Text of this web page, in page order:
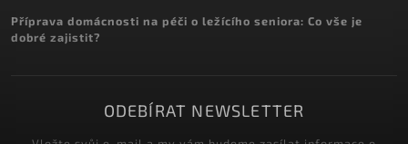
Příprava domácnosti na péči o ležícího seniora: Co vše je
dobré zajistit?
ODEBÍRAT NEWSLETTER